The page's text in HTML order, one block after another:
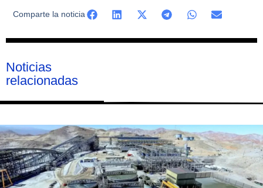
Comparte la noticia
Noticias
relacionadas
Página
Página
Página
Página
Página